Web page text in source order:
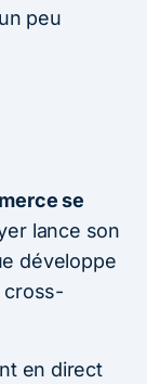
peu
se
lance son
développe
cross-
en direct